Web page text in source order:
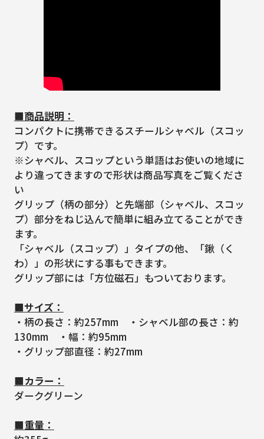
■商品説明：
コンパクトに携帯できるスチールシャベル（スコッ
プ）です。
※シャベル、スコップという単語はお使いの地域に
より違ってきますので形状は商品写真をご覧くださ
い
グリップ（柄の部分）と先端部（シャベル、スコッ
プ）部分をねじ込んで簡単に組み立てることができ
ます。
「シャベル（スコップ）」タイプの他、「鍬（く
わ）」の形状にする事もできます。
グリップ部には「方位磁石」もついております。
■サイズ：
・柄の長さ：約257mm ・シャベル部の長さ：約
130mm ・幅：約95mm
・グリップ部直径：約27mm
■カラー：
ダークグリーン
■重量：